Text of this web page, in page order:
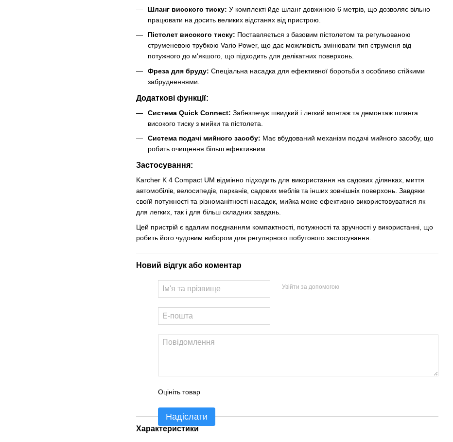
Шланг високого тиску: У комплекті йде шланг довжиною 6 метрів, що дозволяє вільно
працювати на досить великих відстанях від пристрою.
Пістолет високого тиску: Поставляється з базовим пістолетом та регульованою
струменевою трубкою Vario Power, що дає можливість змінювати тип струменя від
потужного до м'якшого, що підходить для делікатних поверхонь.
Фреза для бруду: Спеціальна насадка для ефективної боротьби з особливо стійкими
забрудненнями.
Додаткові функції:
Система Quick Connect: Забезпечує швидкий і легкий монтаж та демонтаж шланга
високого тиску з мийки та пістолета.
Система подачі мийного засобу: Має вбудований механізм подачі мийного засобу, що
робить очищення більш ефективним.
Застосування:
Karcher K 4 Compact UM відмінно підходить для використання на садових ділянках, миття
автомобілів, велосипедів, парканів, садових меблів та інших зовнішніх поверхонь. Завдяки
своїй потужності та різноманітності насадок, мийка може ефективно використовуватися як
для легких, так і для більш складних завдань.
Цей пристрій є вдалим поєднанням компактності, потужності та зручності у використанні, що
робить його чудовим вибором для регулярного побутового застосування.
Новий відгук або коментар
Увійти за допомогою
Оцініть товар
Надіслати
Характеристики